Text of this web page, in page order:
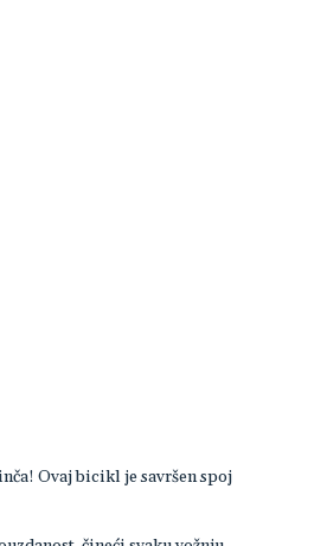
Ovaj bicikl je savršen spoj